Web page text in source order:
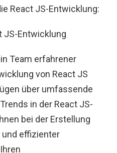
React JS-Entwicklung:
JS-Entwicklung
Team erfahrener
von React JS
über umfassende
in der React JS-
bei der Erstellung
und effizienter